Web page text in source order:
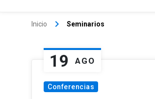
Inicio keyboard_arrow_right Seminarios
19 AGO
Conferencias